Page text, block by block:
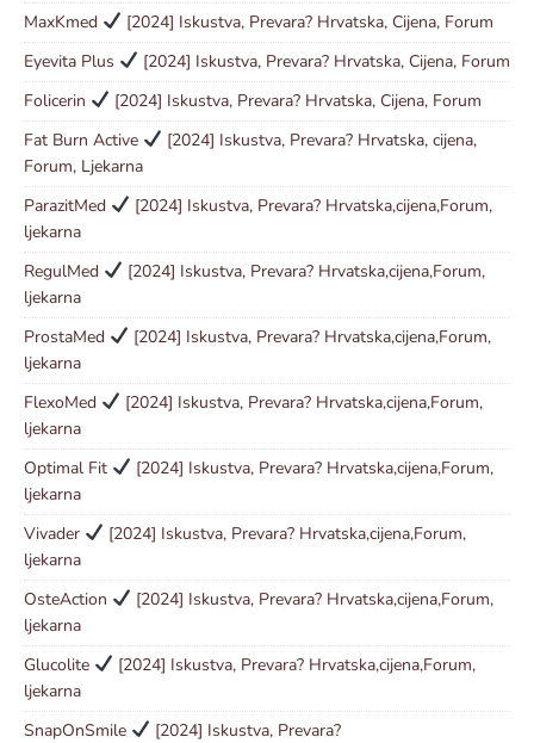
MaxKmed
[2024] Iskustva, Prevara? Hrvatska, Cijena, Forum
Eyevita Plus
[2024] Iskustva, Prevara? Hrvatska, Cijena, Forum
Folicerin
[2024] Iskustva, Prevara? Hrvatska, Cijena, Forum
Fat Burn Active
[2024] Iskustva, Prevara? Hrvatska, cijena,
Forum, Ljekarna
ParazitMed
[2024] Iskustva, Prevara? Hrvatska,cijena,Forum,
ljekarna
RegulMed
[2024] Iskustva, Prevara? Hrvatska,cijena,Forum,
ljekarna
ProstaMed
[2024] Iskustva, Prevara? Hrvatska,cijena,Forum,
ljekarna
FlexoMed
[2024] Iskustva, Prevara? Hrvatska,cijena,Forum,
ljekarna
Optimal Fit
[2024] Iskustva, Prevara? Hrvatska,cijena,Forum,
ljekarna
Vivader
[2024] Iskustva, Prevara? Hrvatska,cijena,Forum,
ljekarna
OsteAction
[2024] Iskustva, Prevara? Hrvatska,cijena,Forum,
ljekarna
Glucolite
[2024] Iskustva, Prevara? Hrvatska,cijena,Forum,
ljekarna
SnapOnSmile
[2024] Iskustva, Prevara?